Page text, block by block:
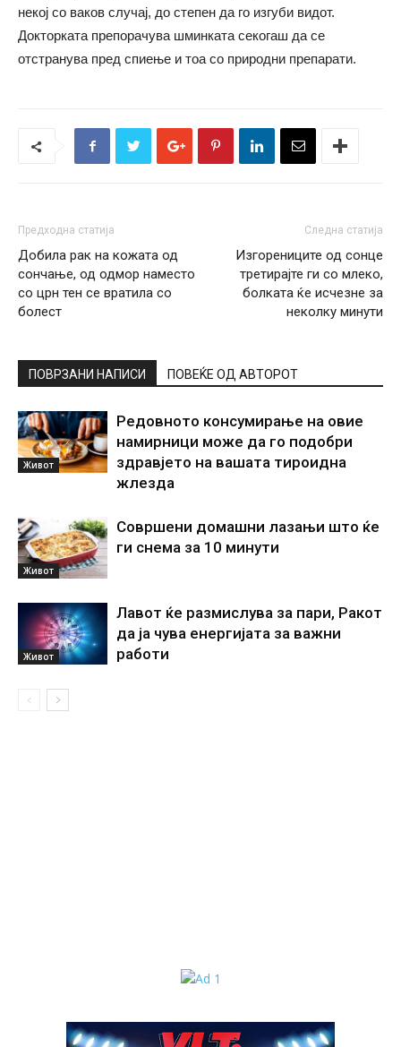
некој со ваков случај, до степен да го изгуби видот.
Докторката препорачува шминката секогаш да се
отстранува пред спиење и тоа со природни препарати.
Предходна статија
Добила рак на кожата од
сончање, од одмор наместо
со црн тен се вратила со
болест
Следна статија
Изгорениците од сонце
третирајте ги со млеко,
болката ќе исчезне за
неколку минути
ПОВРЗАНИ НАПИСИ ПОВЕЌЕ ОД АВТОРОТ
Живот
Редовното консумирање на овие
намирници може да го подобри
здравјето на вашата тироидна
жлезда
Живот
Совршени домашни лазањи што ќе
ги снема за 10 минути
Живот
Лавот ќе размислува за пари, Ракот
да ја чува енергијата за важни
работи